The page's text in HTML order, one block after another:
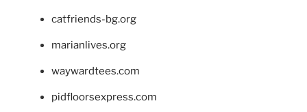
catfriends-bg.org
marianlives.org
waywardtees.com
pidfloorsexpress.com